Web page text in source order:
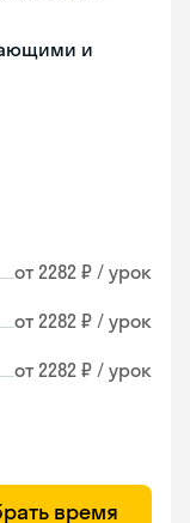
и
от 2282 ₽ / урок
от 2282 ₽ / урок
от 2282 ₽ / урок
время